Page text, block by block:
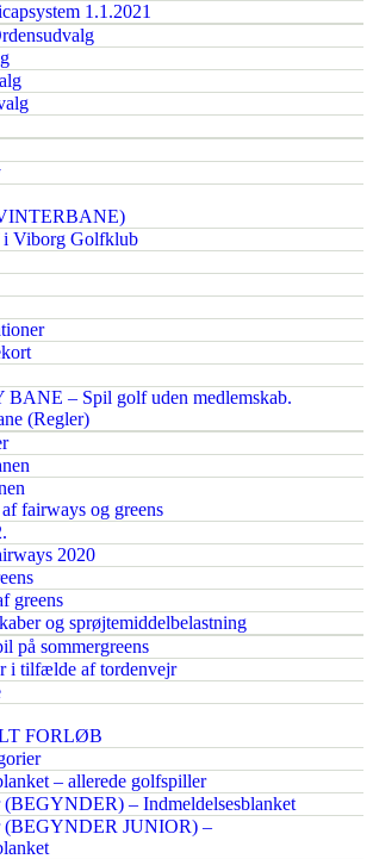
1.1.2021
i Viborg Golfklub
– Spil golf uden medlemskab.
(Regler)
fairways og greens
2020
greens
og sprøjtemiddelbelastning
på sommergreens
i tilfælde af tordenvejr
FORLØB
– allerede golfspiller
– Indmeldelsesblanket
(BEGYNDER JUNIOR) –